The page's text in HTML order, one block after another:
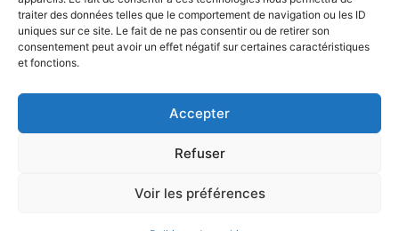
traiter des données telles que le comportement de navigation ou les ID
uniques sur ce site. Le fait de ne pas consentir ou de retirer son
consentement peut avoir un effet négatif sur certaines caractéristiques
et fonctions.
Accepter
Refuser
Voir les préférences
S'incrire !
TOUS DROITS RÉSERVÉS • ©AGENCE COMPLICES
MENTIONS LÉGALES•POLITIQUE DE CONFIDENTIALITÉ•
CONDITIONS GÉNÉRALES DE VENTE